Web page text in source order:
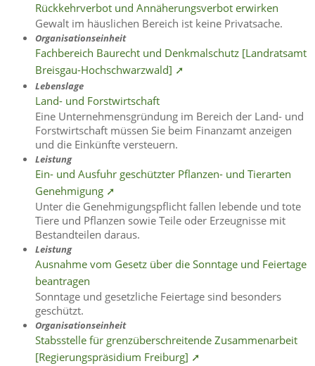
Rückkehrverbot und Annäherungsverbot erwirken
Gewalt im häuslichen Bereich ist keine Privatsache.
Organisationseinheit
Fachbereich Baurecht und Denkmalschutz [Landratsamt
Breisgau-Hochschwarzwald] ➚
Lebenslage
Land- und Forstwirtschaft
Eine Unternehmensgründung im Bereich der Land- und
Forstwirtschaft müssen Sie beim Finanzamt anzeigen
und die Einkünfte versteuern.
Leistung
Ein- und Ausfuhr geschützter Pflanzen- und Tierarten
Genehmigung ➚
Unter die Genehmigungspflicht fallen lebende und tote
Tiere und Pflanzen sowie Teile oder Erzeugnisse mit
Bestandteilen daraus.
Leistung
Ausnahme vom Gesetz über die Sonntage und Feiertage
beantragen
Sonntage und gesetzliche Feiertage sind besonders
geschützt.
Organisationseinheit
Stabsstelle für grenzüberschreitende Zusammenarbeit
[Regierungspräsidium Freiburg] ➚